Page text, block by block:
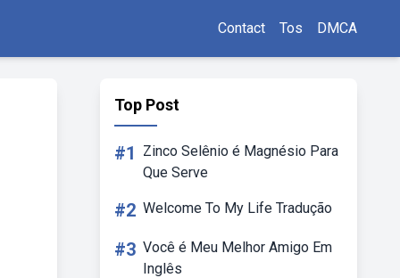
Contact Tos DMCA
Top Post
#1
Zinco Selênio é Magnésio Para
Que Serve
#2 Welcome To My Life Tradução
#3 Você é Meu Melhor Amigo Em
Inglês